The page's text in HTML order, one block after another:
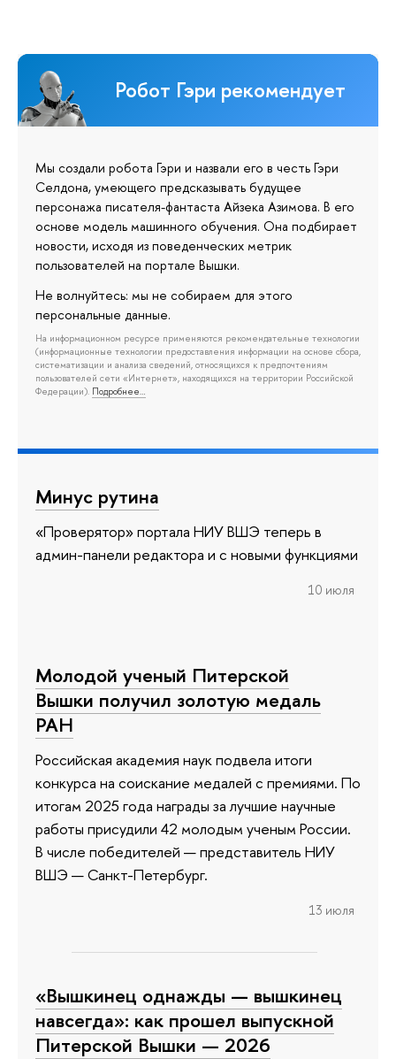
Робот Гэри рекомендует
Мы создали робота Гэри и назвали его в честь Гэри
Селдона, умеющего предсказывать будущее
персонажа писателя-фантаста Айзека Азимова. В его
основе модель машинного обучения. Она подбирает
новости, исходя из поведенческих метрик
пользователей на портале Вышки.
Не волнуйтесь: мы не собираем для этого
персональные данные.
На информационном ресурсе применяются рекомендательные технологии
(информационные технологии предоставления информации на основе сбора,
систематизации и анализа сведений, относящихся к предпочтениям
пользователей сети «Интернет», находящихся на территории Российской
Федерации). Подробнее…
Минус рутина
«Проверятор» портала НИУ ВШЭ теперь в
админ-панели редактора и с новыми функциями
10 июля
Молодой ученый Питерской
Вышки получил золотую медаль
РАН
Российская академия наук подвела итоги
конкурса на соискание медалей с премиями. По
итогам 2025 года награды за лучшие научные
работы присудили 42 молодым ученым России.
В числе победителей — представитель НИУ
ВШЭ — Санкт-Петербург.
13 июля
«Вышкинец однажды — вышкинец
навсегда»: как прошел выпускной
Питерской Вышки — 2026